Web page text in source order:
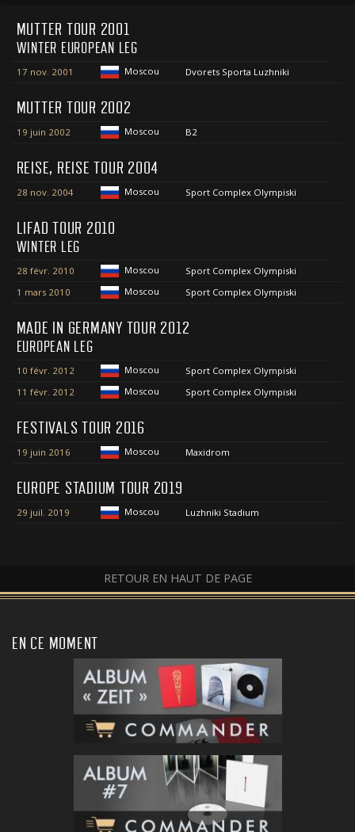
MUTTER TOUR 2001
WINTER EUROPEAN LEG
17 nov. 2001 Moscou Dvorets Sporta Luzhniki
MUTTER TOUR 2002
19 juin 2002 Moscou B2
REISE, REISE TOUR 2004
28 nov. 2004 Moscou Sport Complex Olympiski
LIFAD TOUR 2010
WINTER LEG
28 févr. 2010 Moscou
Sport Complex Olympiski
1 mars 2010
Moscou Sport Complex Olympiski
MADE IN GERMANY TOUR 2012
EUROPEAN LEG
10 févr. 2012 Moscou
Sport Complex Olympiski
11 févr. 2012
Moscou Sport Complex Olympiski
FESTIVALS TOUR 2016
19 juin 2016 Moscou Maxidrom
EUROPE STADIUM TOUR 2019
29 juil. 2019 Moscou Luzhniki Stadium
RETOUR EN HAUT DE PAGE
EN CE MOMENT